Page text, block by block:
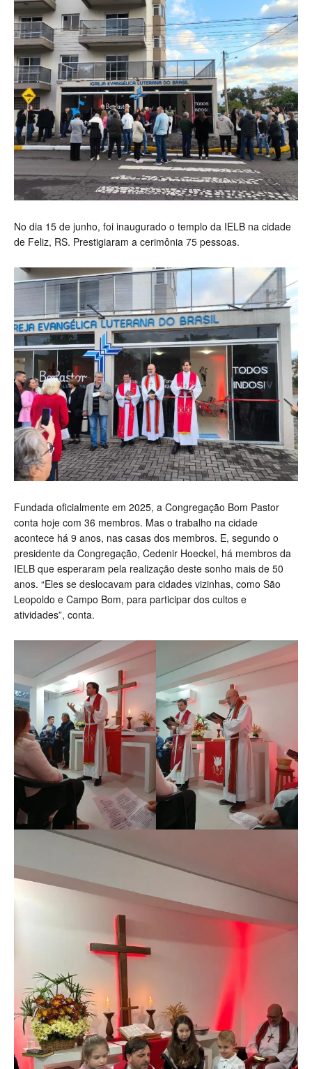
No dia 15 de junho, foi inaugurado o templo da IELB na cidade
de Feliz, RS. Prestigiaram a cerimônia 75 pessoas.
Fundada oficialmente em 2025, a Congregação Bom Pastor
conta hoje com 36 membros. Mas o trabalho na cidade
acontece há 9 anos, nas casas dos membros. E, segundo o
presidente da Congregação, Cedenir Hoeckel, há membros da
IELB que esperaram pela realização deste sonho mais de 50
anos. “Eles se deslocavam para cidades vizinhas, como São
Leopoldo e Campo Bom, para participar dos cultos e
atividades”, conta.